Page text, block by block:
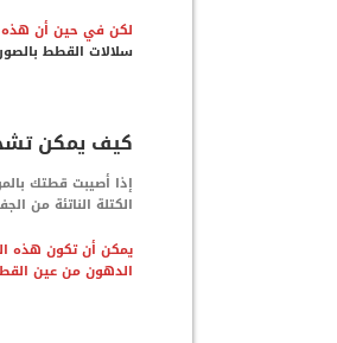
لكن في حين أن هذه
سلالات القطط
كيف يمكن
إذا أصيبت قطتك
الكتلة الناتئة من
يمكن أن تكون هذه
الدهون من عين